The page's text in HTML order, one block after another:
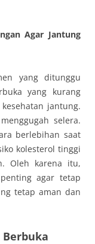
Agar Jantung
yang ditunggu
yang kurang
kesehatan jantung.
selera.
berlebihan saat
kolesterol tinggi
Oleh karena itu,
agar tetap
tetap aman dan
Berbuka